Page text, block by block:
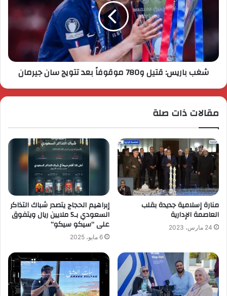
شغب باريس: قتيل و780 موقوفاً بعد تتويج سان جيرمان
مقالات ذات صلة
منارة إسلامية جديدة بقلب
العاصمة الإدارية
24 مارس، 2023
إبراهيم الحجاج يتصدر شباك التذاكر
السعودي بـ5 ملايين ريال ويتفوق
على “سيكو سيكو”
6 مايو، 2025